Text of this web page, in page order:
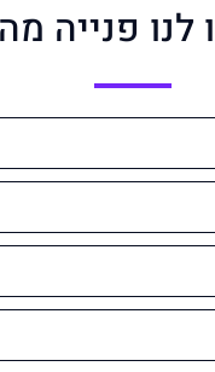
לנו פנייה